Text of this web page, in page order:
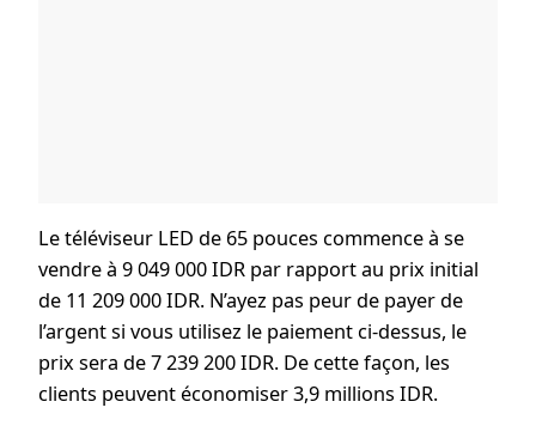
Le téléviseur LED de 65 pouces commence à se
vendre à 9 049 000 IDR par rapport au prix initial
de 11 209 000 IDR. N’ayez pas peur de payer de
l’argent si vous utilisez le paiement ci-dessus, le
prix sera de 7 239 200 IDR. De cette façon, les
clients peuvent économiser 3,9 millions IDR.